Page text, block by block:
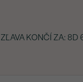
KONČÍ ZA: 8D